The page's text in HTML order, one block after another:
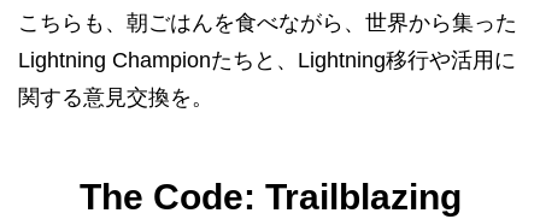
こちらも、朝ごはんを食べながら、世界から集った
Lightning Championたちと、Lightning移行や活用に
関する意見交換を。
The Code: Trailblazing